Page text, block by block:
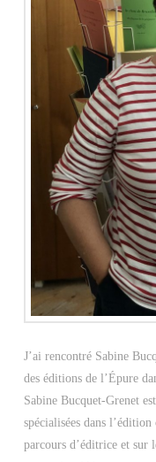
J’ai rencontré Sabine
des éditions de l’Épure
Sabine Bucquet-Grenet
spécialisées dans
parcours d’éditrice et sur